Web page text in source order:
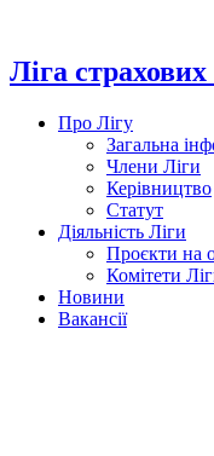
вмісту
Ліга
Про Лігу
Загальна
Члени Ліги
Керівництво
Статут
Діяльність Ліги
Проєкти на
Комітети
Новини
Вакансії